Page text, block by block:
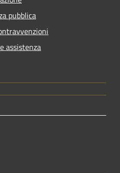
pubblica
assistenza